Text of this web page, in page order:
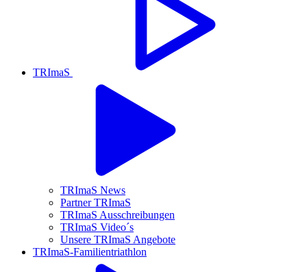
TRImaS
TRImaS News
Partner TRImaS
TRImaS Ausschreibungen
TRImaS Video´s
Unsere TRImaS Angebote
TRImaS-Familientriathlon